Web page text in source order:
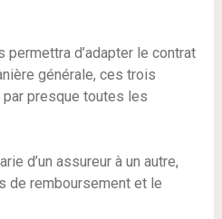
d’adapter le contrat
générale, ces trois
presque toutes les
d’un assureur à un autre,
de remboursement et le